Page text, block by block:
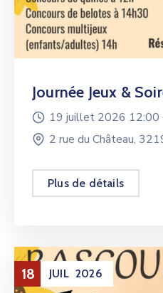
Journée Jeux &
19 juillet 2026 12:00
2 rue du Château,
Plus de détails
18 JUIL 2026